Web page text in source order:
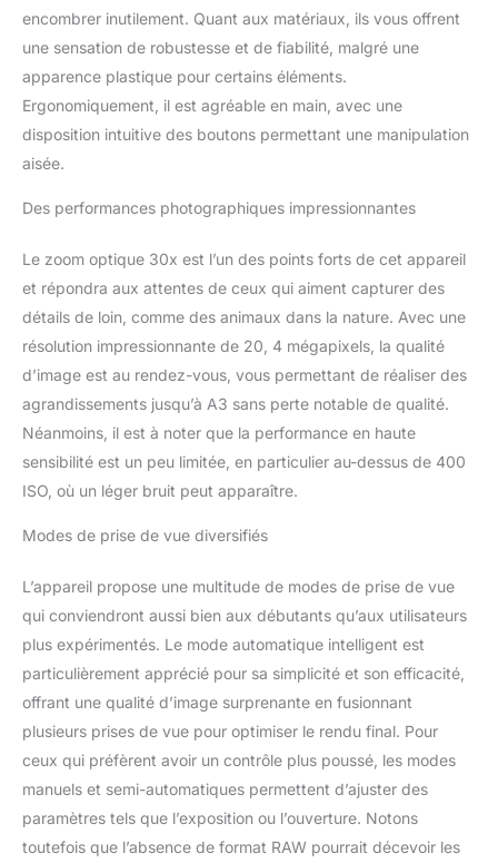
encombrer inutilement. Quant aux matériaux, ils vous offrent
une sensation de robustesse et de fiabilité, malgré une
apparence plastique pour certains éléments.
Ergonomiquement, il est agréable en main, avec une
disposition intuitive des boutons permettant une manipulation
aisée.
Des performances photographiques impressionnantes
Le zoom optique 30x est l’un des points forts de cet appareil
et répondra aux attentes de ceux qui aiment capturer des
détails de loin, comme des animaux dans la nature. Avec une
résolution impressionnante de 20, 4 mégapixels, la qualité
d’image est au rendez-vous, vous permettant de réaliser des
agrandissements jusqu’à A3 sans perte notable de qualité.
Néanmoins, il est à noter que la performance en haute
sensibilité est un peu limitée, en particulier au-dessus de 400
ISO, où un léger bruit peut apparaître.
Modes de prise de vue diversifiés
L’appareil propose une multitude de modes de prise de vue
qui conviendront aussi bien aux débutants qu’aux utilisateurs
plus expérimentés. Le mode automatique intelligent est
particulièrement apprécié pour sa simplicité et son efficacité,
offrant une qualité d’image surprenante en fusionnant
plusieurs prises de vue pour optimiser le rendu final. Pour
ceux qui préfèrent avoir un contrôle plus poussé, les modes
manuels et semi-automatiques permettent d’ajuster des
paramètres tels que l’exposition ou l’ouverture. Notons
toutefois que l’absence de format RAW pourrait décevoir les